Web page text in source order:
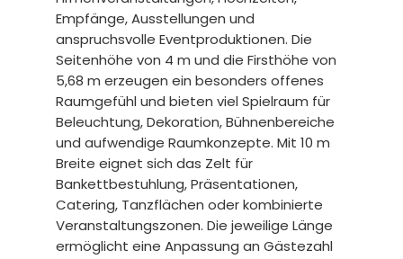
Empfänge, Ausstellungen und
anspruchsvolle Eventproduktionen. Die
Seitenhöhe von 4 m und die Firsthöhe von
5,68 m erzeugen ein besonders offenes
Raumgefühl und bieten viel Spielraum für
Beleuchtung, Dekoration, Bühnenbereiche
und aufwendige Raumkonzepte. Mit 10 m
Breite eignet sich das Zelt für
Bankettbestuhlung, Präsentationen,
Catering, Tanzflächen oder kombinierte
Veranstaltungszonen. Die jeweilige Länge
ermöglicht eine Anpassung an Gästezahl